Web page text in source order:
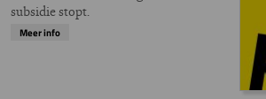
subsidie stopt.
Meer info